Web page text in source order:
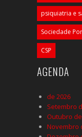
psiquiatria e
Sociedade
CSP
AGENDA
de 2026
Setembro
Outubro
Novembro